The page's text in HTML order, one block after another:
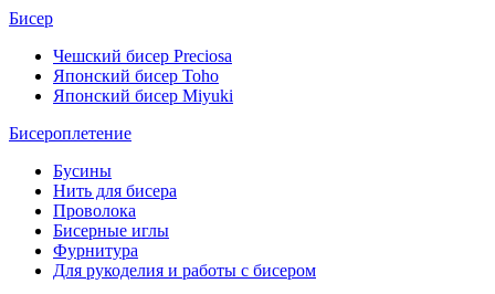
Бисер
Чешский бисер Preciosa
Японский бисер Toho
Японский бисер Miyuki
Бисероплетение
Бусины
Нить для бисера
Проволока
Бисерные иглы
Фурнитура
Для рукоделия и работы с бисером